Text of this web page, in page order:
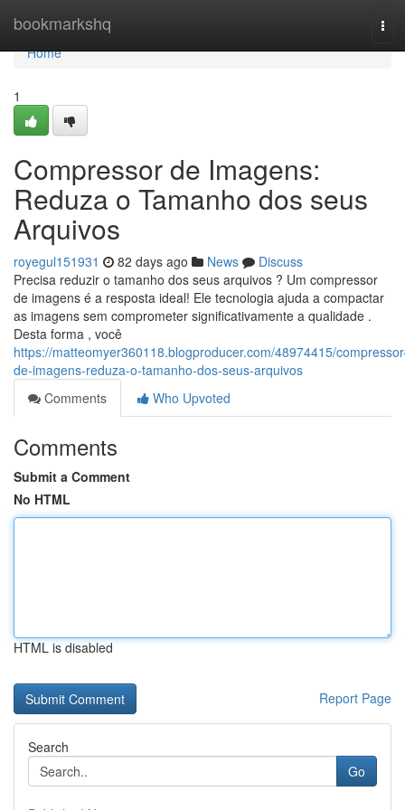
bookmarkshq
Home
Home
1
Compressor de Imagens:
Reduza o Tamanho dos seus
Arquivos
royegul151931 82 days ago News
Discuss
Precisa reduzir o tamanho dos seus arquivos ? Um compressor
de imagens é a resposta ideal! Ele tecnologia ajuda a compactar
as imagens sem comprometer significativamente a qualidade .
Desta forma , você
https://matteomyer360118.blogproducer.com/48974415/
de-imagens-reduza-o-tamanho-dos-seus-arquivos
Comments
Who Upvoted
Comments
Submit a Comment
No HTML
HTML is disabled
Report Page
Search
Go